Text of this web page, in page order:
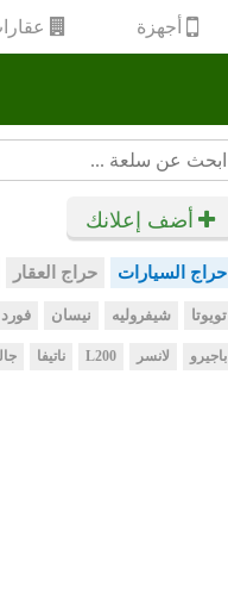
أجهزة
أضف إعلانك
حراج السيارات حراج العقار
تويوتا شيفروليه نيسان فورد
باجيرو لانسر L200 ناتيفا